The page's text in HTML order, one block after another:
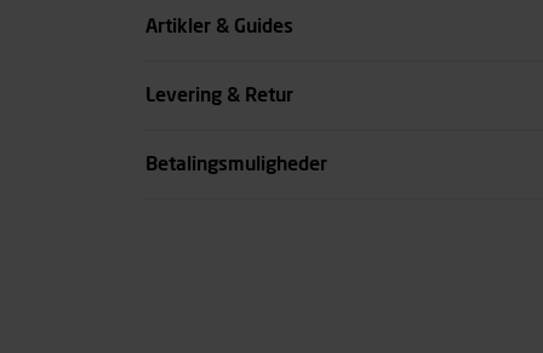
Artikler & Guides
Levering & Retur
Betalingsmuligheder